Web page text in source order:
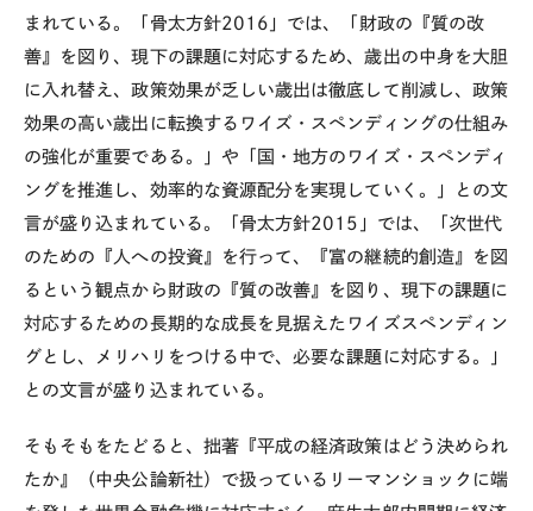
まれている。「骨太方針2016 」では、「財政の『質の改
善』を図り、現下の課題に対応するため、歳出の中身を大胆
に入れ替え、政策効果が乏しい歳出は徹底して削減し、政策
効果の高い歳出に転換するワイズ・スペンディングの仕組み
の強化が重要である。」や「国・地方のワイズ・スペンディ
ングを推進し、効率的な資源配分を実現していく。」との文
言が盛り込まれている。「骨太方針2015 」では、「次世代
のための『人への投資』を行って、『富の継続的創造』を図
るという観点から財政の『質の改善』を図り、現下の課題に
対応するための長期的な成長を見据えたワイズスペンディン
グとし、メリハリをつける中で、必要な課題に対応する。」
との文言が盛り込まれている。
そもそもをたどると、拙著『平成の経済政策はどう決められ
たか』（中央公論新社）で扱っているリーマンショックに端